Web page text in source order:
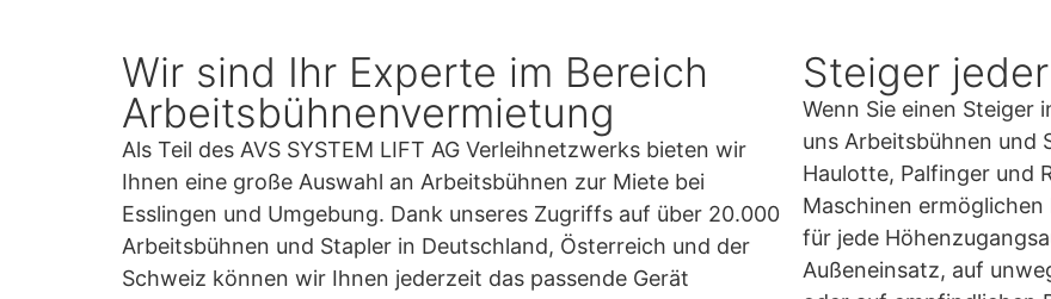
Wir sind Ihr Experte im Bereich
Arbeitsbühnenvermietung
Als Teil des AVS SYSTEM LIFT AG Verleihnetzwerks bieten wir
Ihnen eine große Auswahl an Arbeitsbühnen zur Miete bei
Esslingen und Umgebung. Dank unseres Zugriffs auf über 20.000
Arbeitsbühnen und Stapler in Deutschland, Österreich und der
Schweiz können wir Ihnen jederzeit das passende Gerät
Steiger
Wenn Sie einen Steiger
uns Arbeitsbühnen und
Haulotte, Palfinger und
Maschinen
für jede
Außeneinsatz, auf